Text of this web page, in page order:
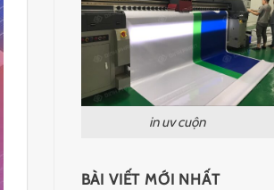
in uv cuộn
BÀI VIẾT MỚI NHẤT